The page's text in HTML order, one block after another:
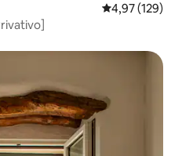
4,97 de uma
4,97 (129)